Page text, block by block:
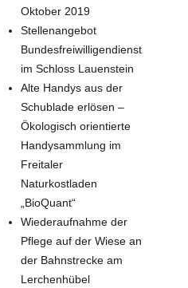
Oktober 2019
Stellenangebot
Bundesfreiwilligendienst
im Schloss Lauenstein
Alte Handys aus der
Schublade erlösen –
Ökologisch orientierte
Handysammlung im
Freitaler
Naturkostladen
„BioQuant“
Wiederaufnahme der
Pflege auf der Wiese an
der Bahnstrecke am
Lerchenhübel